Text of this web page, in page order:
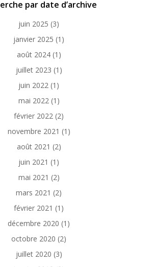
par date d’archive
juin 2025 (3)
janvier 2025 (1)
août 2024(1)
juillet 2023 (1)
juin 2022 (1)
mai 2022(1)
février 2022 (2)
novembre 2021 (1)
août 2021 (2)
juin 2021 (1)
mai 2021 (2)
mars 2021 (2)
février 2021 (1)
décembre 2020 (1)
octobre 2020 (2)
juillet 2020 (3)